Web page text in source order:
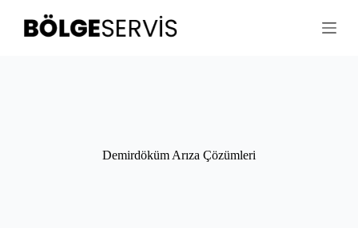
Demirdöküm Arıza Çözümleri